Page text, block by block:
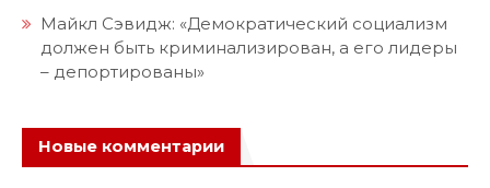
Майкл Сэвидж: «Демократический социализм
должен быть криминализирован, а его лидеры
– депортированы»
Новые комментарии